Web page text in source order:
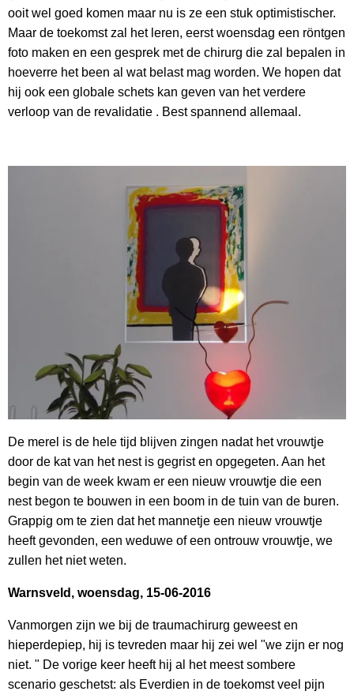
ooit wel goed komen maar nu is ze een stuk optimistischer.
Maar de toekomst zal het leren, eerst woensdag een röntgen
foto maken en een gesprek met de chirurg die zal bepalen in
hoeverre het been al wat belast mag worden. We hopen dat
hij ook een globale schets kan geven van het verdere
verloop van de revalidatie . Best spannend allemaal.
De merel is de hele tijd blijven zingen nadat het vrouwtje
door de kat van het nest is gegrist en opgegeten. Aan het
begin van de week kwam er een nieuw vrouwtje die een
nest begon te bouwen in een boom in de tuin van de buren.
Grappig om te zien dat het mannetje een nieuw vrouwtje
heeft gevonden, een weduwe of een ontrouw vrouwtje, we
zullen het niet weten.
Warnsveld, woensdag, 15-06-2016
Vanmorgen zijn we bij de traumachirurg geweest en
hieperdepiep, hij is tevreden maar hij zei wel "we zijn er nog
niet. " De vorige keer heeft hij al het meest sombere
scenario geschetst: als Everdien in de toekomst veel pijn